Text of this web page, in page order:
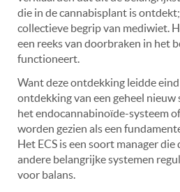
die in de cannabisplant is
collectieve begrip van mediwiet.
een reeks van doorbraken in het
functioneert.
Want deze ontdekking leidde
ontdekking van een geheel nieuw
het endocannabinoïde-systeem
worden gezien als een
Het ECS is een soort manager
andere belangrijke systemen
voor balans.